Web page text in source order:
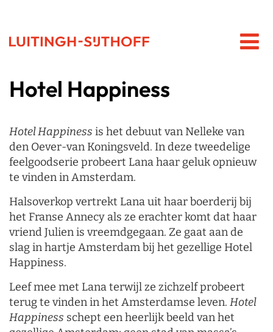
Hotel Happiness
Hotel Happiness is het debuut van Nelleke van
den Oever-van Koningsveld. In deze tweedelige
feelgoodserie probeert Lana haar geluk opnieuw
te vinden in Amsterdam.
Halsoverkop vertrekt Lana uit haar boerderij bij
het Franse Annecy als ze erachter komt dat haar
vriend Julien is vreemdgegaan. Ze gaat aan de
slag in hartje Amsterdam bij het gezellige Hotel
Happiness.
Leef mee met Lana terwijl ze zichzelf probeert
terug te vinden in het Amsterdamse leven. Hotel
Happiness schept een heerlijk beeld van het